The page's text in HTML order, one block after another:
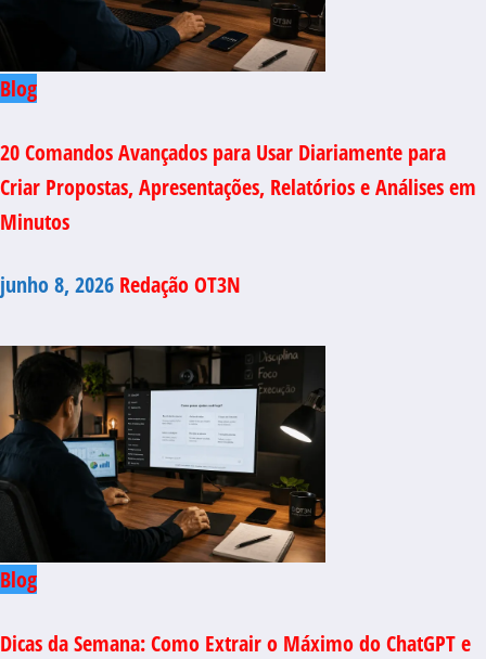
Blog
20 Comandos Avançados para Usar Diariamente para
Criar Propostas, Apresentações, Relatórios e Análises em
Minutos
junho 8, 2026 Redação OT3N
Blog
Dicas da Semana: Como Extrair o Máximo do ChatGPT e